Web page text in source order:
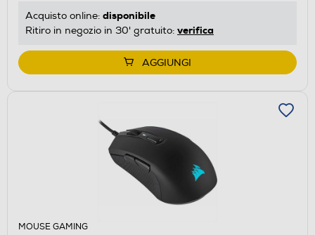
Acquisto online: disponibile
Ritiro in negozio in 30' gratuito: verifica
AGGIUNGI
MOUSE GAMING